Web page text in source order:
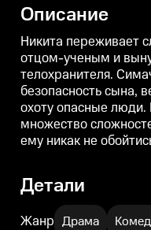
ждет множество сложностей, и
без поддержки друзей ему
никак не обойтись.
Описание
Никита переживает
отцом-ученым и
телохранителя.
безопасность сына,
охоту опасные люди.
множество
ему никак не
Детали
Жанр Драма